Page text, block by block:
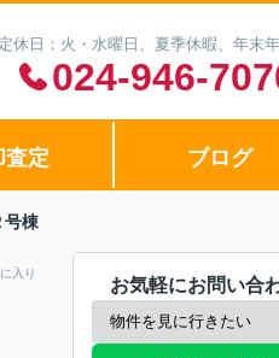
休日：火・水曜日、夏季休暇、年末
024-946-
査定 ブログ
棟
入り
お気軽にお問い合